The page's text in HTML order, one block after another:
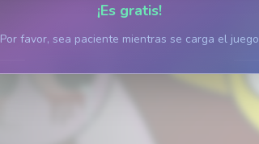
¡Es gratis!
Por favor, sea paciente mientras se carga el juego